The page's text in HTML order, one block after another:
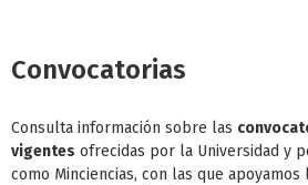
Convocatorias
Consulta información sobre las
vigentes ofrecidas por la Universidad y
como Minciencias, con las que